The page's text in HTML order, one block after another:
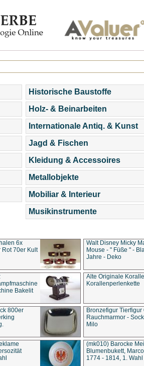
Historische Baustoffe
Holz- & Beinarbeiten
Internationale Antiq. & Kunst
Jagd & Fischen
Kleidung & Accessoires
Metallobjekte
Mobiliar & Interieur
Musikinstrumente
6x
Rot 70er Kult
Walt Disney Micky
Mouse - " Füße " -
Jahre - Deko
Bakelit
Alte Originale
Korallenperlenkette
800er
Bronzefigur Tierfigur
Rauchmarmor -
Milo
(mk010) Barocke
Blumenbukett,
1774 - 1814, 1. Wahl